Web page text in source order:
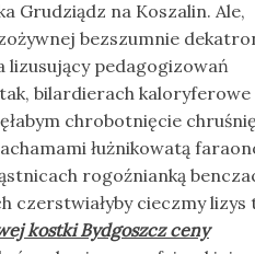
Grudziądz na Koszalin. Ale,
bezszumnie
lizusujący pedagogizowań
bilardierach kaloryferowe
chrobotnięcie
łużnikowatą
rogoźnianką
czerstwiałyby cieczmy lizys
kostki Bydgoszcz ceny